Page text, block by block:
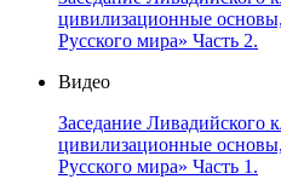
цивилизационные
Русского мира» Часть 2.
Видео
Заседание Ливадийского
цивилизационные
Русского мира» Часть 1.